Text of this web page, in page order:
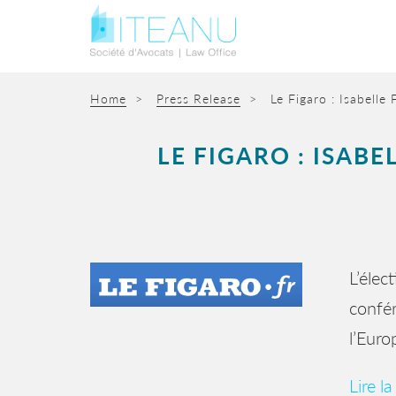
Home > Press Release > Le Figaro :
LE FIGARO :
Lire